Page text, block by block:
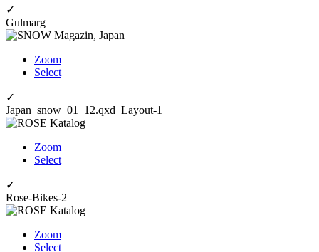
✓
Gulmarg
Zoom
Select
✓
Japan_snow_01_12.qxd_Layout-1
Zoom
Select
✓
Rose-Bikes-2
Zoom
Select